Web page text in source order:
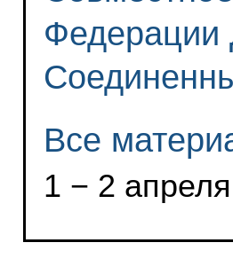
Федерации
Все
1 − 2